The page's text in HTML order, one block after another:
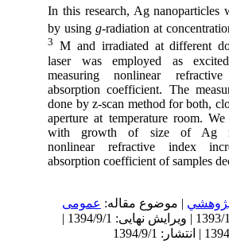
In this research, Ag
by usingg-radiation at
3M and irradiated at different
laser was employed as
measuring nonlinear
absorption coefficient. The
done by z-scan method for both,
aperture at temperature room.
with growth of size of Ag
nonlinear refractive index
absorption coefficient of samples
| موضوع مقاله:عمومى
دریافت: 1393/12/16 | ویرایش نهایی: 1394/9/1 |